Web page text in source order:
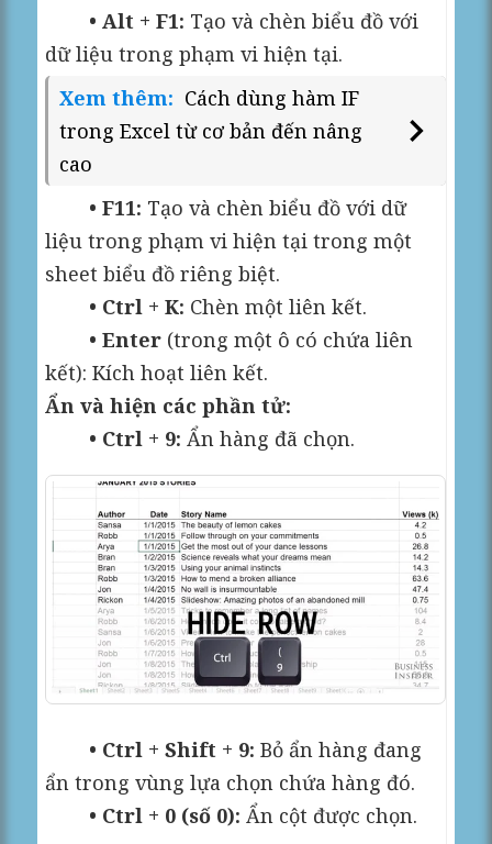
• Alt + F1: Tạo và chèn biểu đồ với
dữ liệu trong phạm vi hiện tại.
Xem thêm: Cách dùng hàm IF
trong Excel từ cơ bản đến nâng
cao
• F11: Tạo và chèn biểu đồ với dữ
liệu trong phạm vi hiện tại trong một
sheet biểu đồ riêng biệt.
• Ctrl + K: Chèn một liên kết.
• Enter (trong một ô có chứa liên
kết): Kích hoạt liên kết.
Ẩn và hiện các phần tử:
• Ctrl + 9:Ẩn hàng đã chọn.
• Ctrl + Shift + 9: Bỏ ẩn hàng đang
ẩn trong vùng lựa chọn chứa hàng đó.
• Ctrl + 0 (số 0): Ẩn cột được chọn.